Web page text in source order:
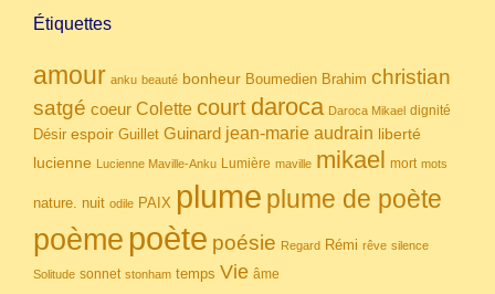
Étiquettes
amour anku beauté bonheur Boumedien Brahim christian
satgé coeur Colette court daroca Daroca Mikael dignité
Désir espoir Guillet Guinard jean-marie audrain liberté
lucienne Lucienne Maville-Anku Lumière maville mikael mort mots
nature. nuit odile PAIX plume plume de poète
poème poète poésie Regard Rémi rêve silence
Solitude sonnet stonham temps Vie âme